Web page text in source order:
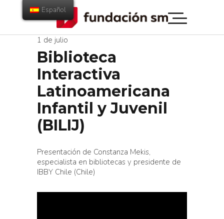
1 de julio
Biblioteca
Interactiva
Latinoamericana
Infantil y Juvenil
(BILIJ)
Presentación de Constanza Mekis,
especialista en bibliotecas y presidente de
IBBY Chile (Chile)
Español